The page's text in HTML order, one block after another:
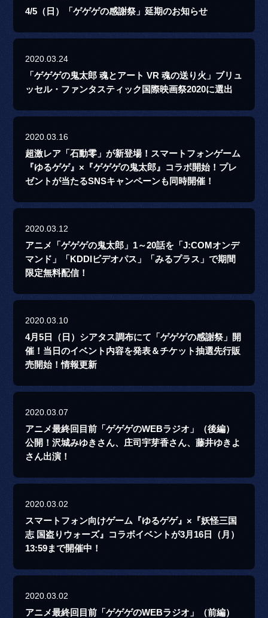
4/5（日）「ゲゲゲの感謝祭」延期のお知らせ
2020.03.24
「ゲゲゲの鬼太郎 魂とアート VR 魂の送り火」ブリュ
ッセル・ファンタスティック国際映画祭2020に選出
2020.03.16
超激レア「石動零」が新登場！スマートフォンゲーム
『ゆるゲゲ』×『ゲゲゲの鬼太郎』コラボ開始！プレ
ゼントが当たるSNSキャンペーンも同時開催！
2020.03.12
アニメ「ゲゲゲの鬼太郎」1～20話を「J:COMオンデ
マンド」「KDDIビデオパス」「みるプラス」で期間
限定無料配信！
2020.03.10
4月5日（日）シアタス調布にて「ゲゲゲの感謝祭」開
催！当日のイベント内容を発表＆チケット抽選先行販
売開始！情報更新
2020.03.07
アニメ最終回目前「ゲゲゲのWEBラジオ」（後編）
公開！沢城みゆきさん、庄司宇芽香さん、藤井ゆきよ
さん出演！
2020.03.02
スマートフォン向けゲーム『ゆるゲゲ』×『妖怪三国
志 国盗りウォーズ』コラボイベントが3月16日（月）
13:59まで開催中！
2020.03.02
アニメ最終回目前「ゲゲゲのWEBラジオ」（前編）